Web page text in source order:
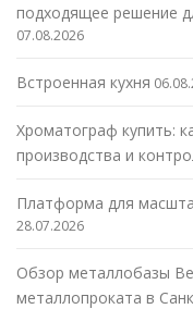
подходящее решение
07.08.2026
Встроенная кухня
Хроматограф купить:
производства и
Платформа для
28.07.2026
Обзор металлобазы
металлопроката в